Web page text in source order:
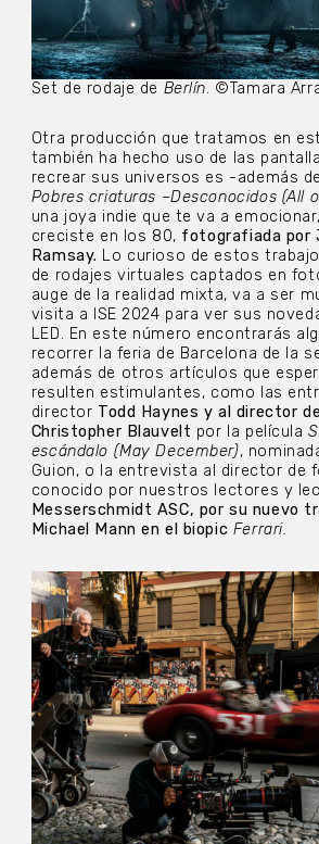
Set de rodaje de Berlín. ©Tamara
Otra producción que tratamos en
también ha hecho uso de las
recrear sus universos es -además
Pobres criaturas –Desconocidos (All
una joya indie que te va a
creciste en los 80, fotografiada por
Ramsay. Lo curioso de estos
de rodajes virtuales captados en
auge de la realidad mixta, va a ser
visita a ISE 2024 para ver sus
LED. En este número encontrarás
recorrer la feria de Barcelona de la
además de otros artículos que
resulten estimulantes, como las
director Todd Haynes y al director
Christopher Blauvelt por la película
escándalo (May December),
Guion, o la entrevista al director de
conocido por nuestros lectores y
Messerschmidt ASC, por su nuevo
Michael Mann en el biopic Ferrari.